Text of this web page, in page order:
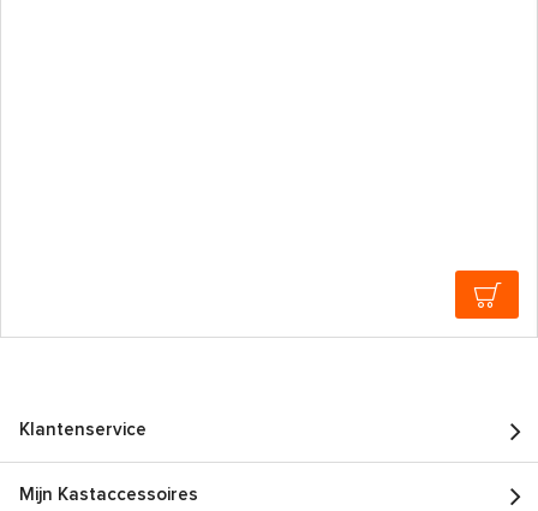
Klantenservice
Mijn Kastaccessoires